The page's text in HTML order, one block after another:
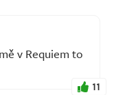
v Requiem to
11